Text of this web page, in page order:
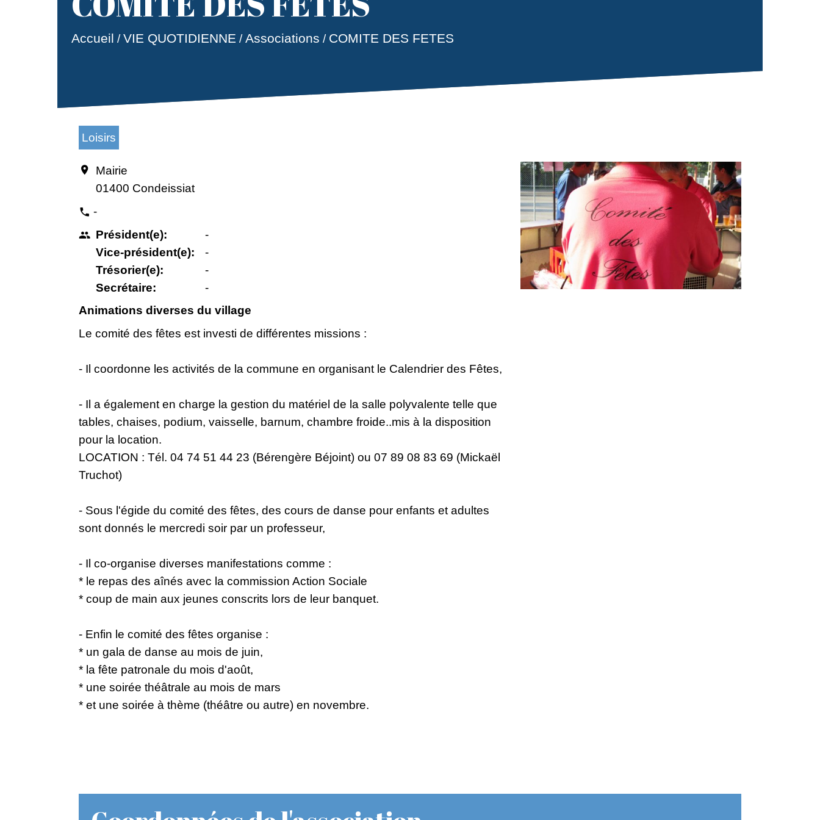
Accueil /VIE QUOTIDIENNE /Associations / COMITE DES FETES
Loisirs
location_on
Mairie
01400 Condeissiat
phone -
people Président(e):
Vice-président(e):
Trésorier(e):
Secrétaire:
-
-
-
-
Animations diverses du village
Le comité des fêtes est investi de différentes missions :
- Il coordonne les activités de la commune en organisant le Calendrier des Fêtes,
- Il a également en charge la gestion du matériel de la salle polyvalente telle que
tables, chaises, podium, vaisselle, barnum, chambre froide..mis à la disposition
pour la location.
LOCATION : Tél. 04 74 51 44 23 (Bérengère Béjoint) ou 07 89 08 83 69 (Mickaël
Truchot)
- Sous l'égide du comité des fêtes, des cours de danse pour enfants et adultes
sont donnés le mercredi soir par un professeur,
- Il co-organise diverses manifestations comme :
* le repas des aînés avec la commission Action Sociale
* coup de main aux jeunes conscrits lors de leur banquet.
- Enfin le comité des fêtes organise :
* un gala de danse au mois de juin,
* la fête patronale du mois d'août,
* une soirée théâtrale au mois de mars
* et une soirée à thème (théâtre ou autre) en novembre.